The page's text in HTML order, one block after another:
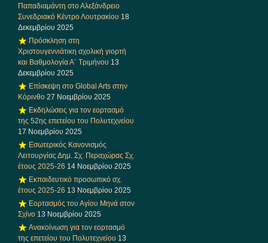
Παπαδιαμάντη στο Αλεξάνδρειο
Συνεδριακό Κέντρο Λουτρακίου 18
Δεκεμβρίου 2025
Πρόσκληση στη
Χριστουγεννιάτικη σχολική γιορτή
και Βαθμολογία Α΄ Τριμήνου 13
Δεκεμβρίου 2025
Επίσκεψη στο Global Arts στην
Κόρινθο 27 Νοεμβρίου 2025
Εκδηλώσεις για τον εορτασμό
της 52ης επετείου του Πολυτεχνείου
17 Νοεμβρίου 2025
Εσωτερικός Κανονισμός
Λειτουργίας Δημ. Σχ. Περαχώρας Σχ.
έτους 2025-26 14 Νοεμβρίου 2025
Εκπαιδευτικό προσωπικό σχ.
έτους 2025-26 13 Νοεμβρίου 2025
Εορτασμός του Αγίου Μηνά στον
Σχίνο 13 Νοεμβρίου 2025
Ανακοίνωση για τον εορτασμό
της επετείου του Πολυτεχνείου 13